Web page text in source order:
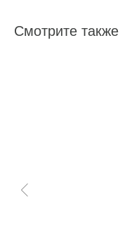
Смотрите также